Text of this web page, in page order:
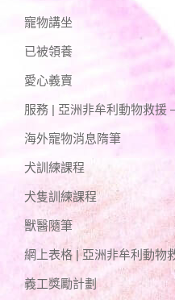
寵物講坐
已被領養
愛心義賣
服務 | 亞洲非牟利動物救援
海外寵物消息隋筆
犬訓練課程
犬隻訓練課程
獸醫隨筆
網上表格 | 亞洲非牟利動物
義工獎勵計劃